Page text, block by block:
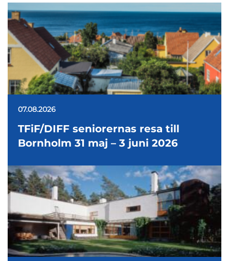
07.08.2026
TFiF/DIFF seniorernas resa till
Bornholm 31 maj – 3 juni 2026